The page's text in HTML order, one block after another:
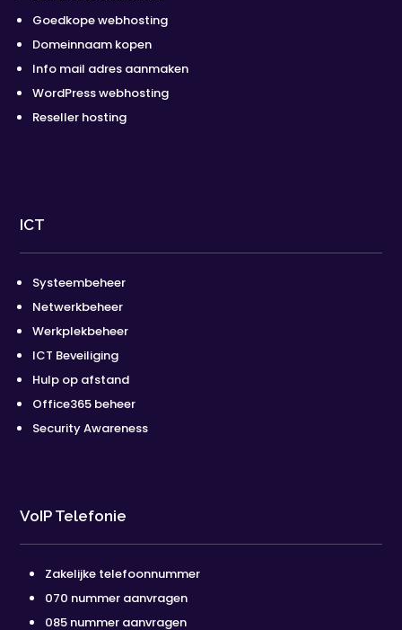
Goedkope webhosting
Domeinnaam kopen
Info mail adres aanmaken
WordPress webhosting
Reseller hosting
ICT
Systeembeheer
Netwerkbeheer
Werkplekbeheer
ICT Beveiliging
Hulp op afstand
Office365 beheer
Security Awareness
VoIP Telefonie
Zakelijke telefoonnummer
070 nummer aanvragen
085 nummer aanvragen